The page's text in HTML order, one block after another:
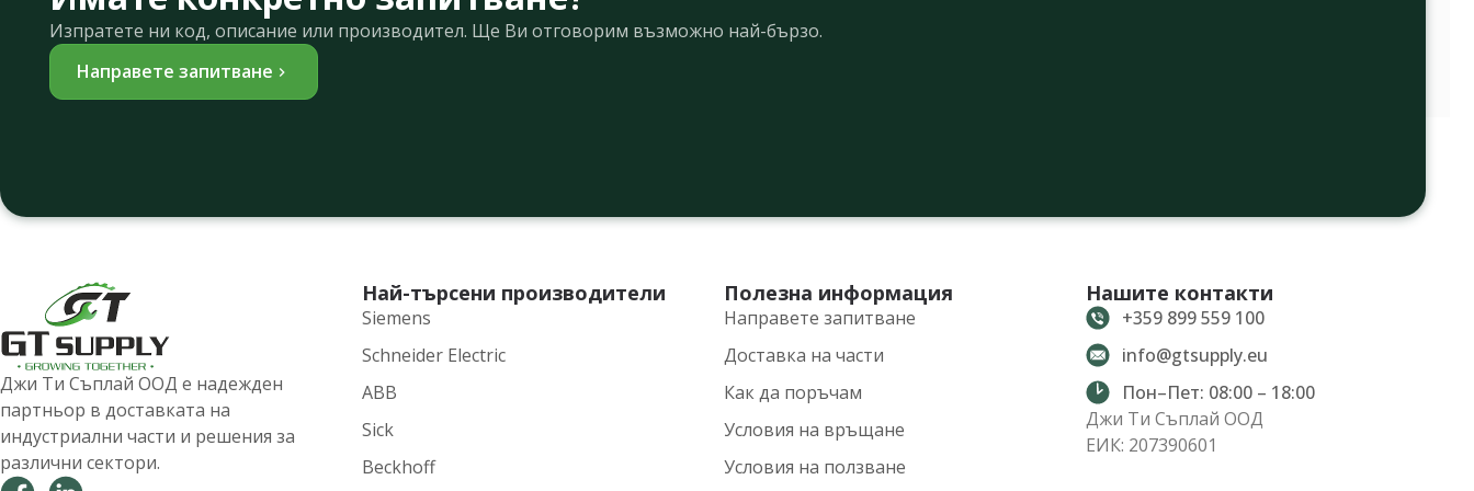
Изпратете ни код, описание или производител. Ще Ви отговорим възможно най-бързо.
Направете запитване
Джи Ти Съплай ООД е надежден
партньор в доставката на
индустриални части и решения за
различни сектори.
Най-търсени производители
Siemens
Schneider Electric
ABB
Sick
Beckhoff
Полезна информация
Направете запитване
Доставка на части
Как да поръчам
Условия на връщане
Условия на ползване
Нашите контакти
+359 899 559 100
info@gtsupply.eu
Пон–Пет: 08:00 – 18:00
Джи Ти Съплай ООД
ЕИК: 207390601